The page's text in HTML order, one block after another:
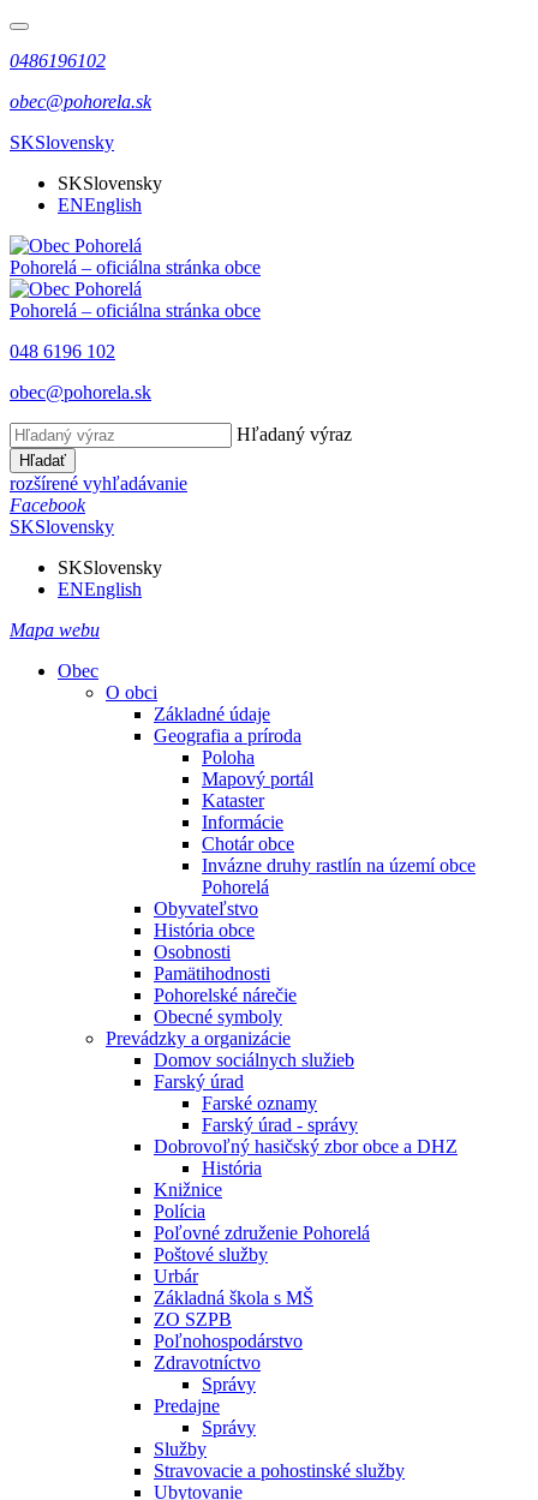
0486196102
obec@pohorela.sk
SKSlovensky
SKSlovensky
ENEnglish
Pohorelá – oficiálna stránka obce
Pohorelá – oficiálna stránka obce
048 6196 102
obec@pohorela.sk
Hľadaný výraz
Hľadať
rozšírené vyhľadávanie
Facebook
SKSlovensky
SKSlovensky
ENEnglish
Mapa webu
Obec
O obci
Základné údaje
Geografia a príroda
Poloha
Mapový portál
Kataster
Informácie
Chotár obce
Invázne druhy rastlín na území obce
Pohorelá
Obyvateľstvo
História obce
Osobnosti
Pamätihodnosti
Pohorelské nárečie
Obecné symboly
Prevádzky a organizácie
Domov sociálnych služieb
Farský úrad
Farské oznamy
Farský úrad - správy
Dobrovoľný hasičský zbor obce a DHZ
História
Knižnice
Polícia
Poľovné združenie Pohorelá
Poštové služby
Urbár
Základná škola s MŠ
ZO SZPB
Poľnohospodárstvo
Zdravotníctvo
Správy
Predajne
Správy
Služby
Stravovacie a pohostinské služby
Ubytovanie